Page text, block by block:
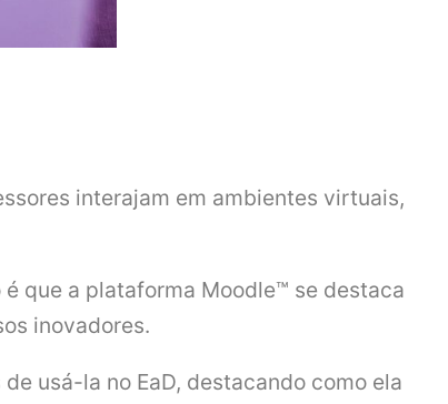
interajam em ambientes virtuais,
que a plataforma Moodle™ se destaca
inovadores.
usá-la no EaD, destacando como ela